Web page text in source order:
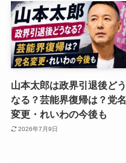
山本太郎は政界引退後どう
なる？芸能界復帰は？党名
変更・れいわの今後も
2026年7月9日